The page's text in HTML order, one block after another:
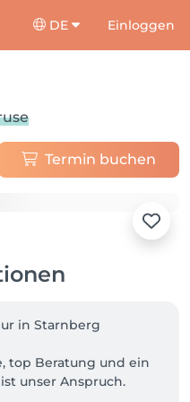
DE Einloggen
Termin buchen
in Starnberg
top Beratung und ein
unser Anspruch.